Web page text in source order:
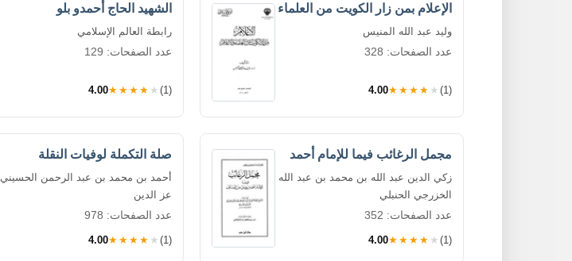
الإعلام بمن زار الكويت من العلماء
وليد عبد الله المنيس
عدد الصفحات: 328
4.00★★★★★ (1)
الشهيد الحاج أحمدو بلو
رابطة العالم الإسلامي
عدد الصفحات: 129
4.00★★★★★ (1)
مجمل الرغائب فيما للإمام أحمد
زكي الدين عبد الله بن محمد بن عبد الله
الخزرجي الحنبلي
عدد الصفحات: 352
4.00★★★★★ (1)
صلة التكملة لوفيات النقلة
أحمد بن محمد بن عبد الرحمن الحسيني
عز الدين
عدد الصفحات: 978
4.00★★★★★ (1)